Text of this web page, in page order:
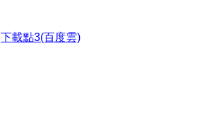
下載點3(百度雲)